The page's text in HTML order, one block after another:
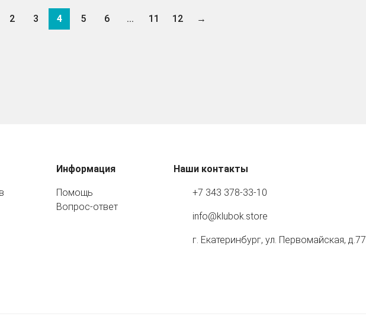
2 3 4 5 6 ... 11 12 →
Информация
Помощь
Вопрос-ответ
Наши контакты
+7 343 378-33-10
info@klubok.store
г. Екатеринбург, ул. Первомайская, д.77